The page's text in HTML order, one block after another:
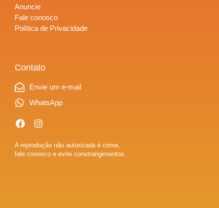
Anuncie
Fale conosco
Política de Privacidade
Contato
Envie um e-mail
WhatsApp
A reprodução não autorizada é crime,
fale conosco e evite constrangimentos.